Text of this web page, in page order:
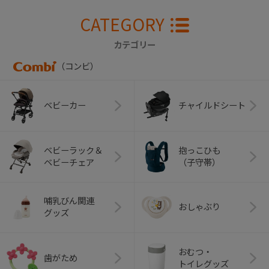
CATEGORY
カテゴリー
（コンビ）
ベビーカー チャイルドシート
ベビーラック＆
ベビーチェア
抱っこひも
（子守帯）
哺乳びん関連
グッズ
おしゃぶり
歯がため
おむつ・
トイレグッズ